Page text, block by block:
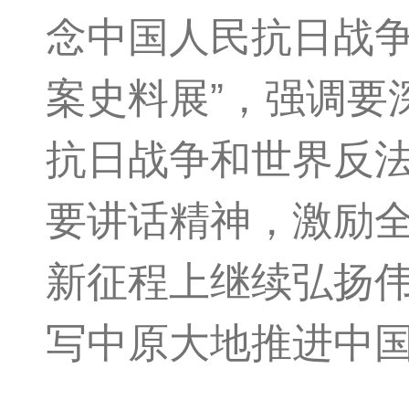
念中国人民抗日战
案史料展”，强调
抗日战争和世界反
要讲话精神，激励
新征程上继续弘扬
写中原大地推进中